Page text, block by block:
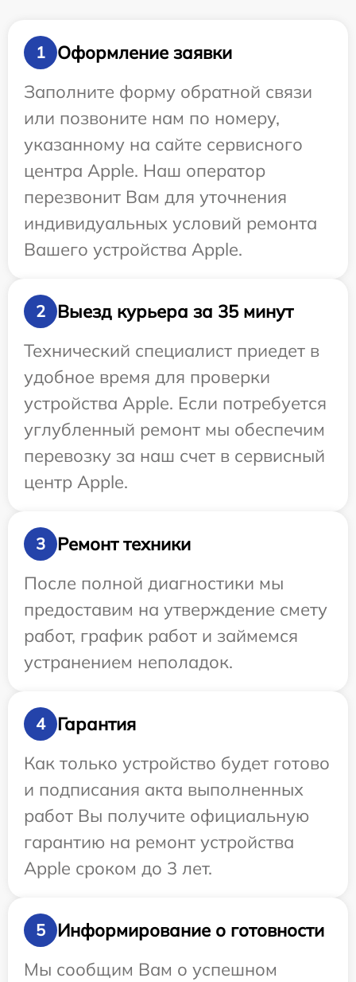
1
Оформление заявки
Заполните форму обратной связи
или позвоните нам по номеру,
указанному на сайте сервисного
центра Apple. Наш оператор
перезвонит Вам для уточнения
индивидуальных условий ремонта
Вашего устройства Apple.
2
Выезд курьера за 35 минут
Технический специалист приедет в
удобное время для проверки
устройства Apple. Если потребуется
углубленный ремонт мы обеспечим
перевозку за наш счет в сервисный
центр Apple.
3
Ремонт техники
После полной диагностики мы
предоставим на утверждение смету
работ, график работ и займемся
устранением неполадок.
4
Гарантия
Как только устройство будет готово
и подписания акта выполненных
работ Вы получите официальную
гарантию на ремонт устройства
Apple сроком до 3 лет.
5
Информирование о готовности
Мы сообщим Вам о успешном